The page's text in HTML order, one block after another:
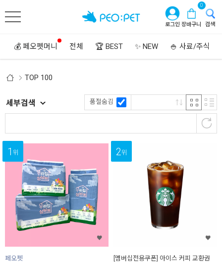
로그인 장바구니
0
검색
💰 페오펫머니 전체 🏆 BEST ✨ NEW 🍚 사료/주식
TOP 100
세부검색 품절숨김
1 위
페오펫
2위
[멤버십전용쿠폰] 아이스 커피 교환권